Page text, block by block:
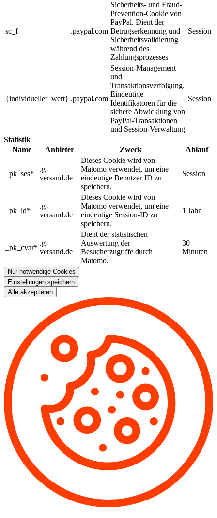
sc_f .paypal.com
Sicherheits- und Fraud-
Prevention-Cookie von
PayPal. Dient der
Betrugserkennung und
Sicherheitsvalidierung
während des
Zahlungsprozesses
Session
{individueller_wert} .paypal.com
Session-Management
und
Transaktionsverfolgung.
Eindeutige
Identifikatoren für die
sichere Abwicklung von
PayPal-Transaktionen
und Session-Verwaltung
Session
Statistik
Name
Anbieter Zweck Ablauf
_pk_ses*
.g-
versand.de
Dieses Cookie wird von
Matomo verwendet, um eine
eindeutige Benutzer-ID zu
speichern.
Session
_pk_id*
.g-
versand.de
Dieses Cookie wird von
Matomo verwendet, um eine
eindeutige Session-ID zu
speichern.
1 Jahr
_pk_cvar*
.g-
versand.de
Dient der statistischen
Auswertung der
Besucherzugriffe durch
Matomo.
30
Minuten
Nur notwendige Cookies
Einstellungen speichern
Alle akzeptieren